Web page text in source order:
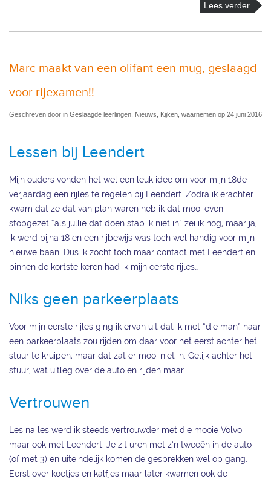
Lees verder
Marc maakt van een olifant een mug, geslaagd
voor rijexamen!!
Geschreven door in Geslaagde leerlingen, Nieuws, Kijken, waarnemen op 24 juni 2016
Lessen bij Leendert
Mijn ouders vonden het wel een leuk idee om voor mijn 18de
verjaardag een rijles te regelen bij Leendert. Zodra ik erachter
kwam dat ze dat van plan waren heb ik dat mooi even
stopgezet “als jullie dat doen stap ik niet in” zei ik nog, maar ja,
ik werd bijna 18 en een rijbewijs was toch wel handig voor mijn
nieuwe baan. Dus ik zocht toch maar contact met Leendert en
binnen de kortste keren had ik mijn eerste rijles…
Niks geen parkeerplaats
Voor mijn eerste rijles ging ik ervan uit dat ik met “die man” naar
een parkeerplaats zou rijden om daar voor het eerst achter het
stuur te kruipen, maar dat zat er mooi niet in. Gelijk achter het
stuur, wat uitleg over de auto en rijden maar.
Vertrouwen
Les na les werd ik steeds vertrouwder met die mooie Volvo
maar ook met Leendert. Je zit uren met z’n tweeën in de auto
(of met 3) en uiteindelijk komen de gesprekken wel op gang.
Eerst over koetjes en kalfjes maar later kwamen ook de